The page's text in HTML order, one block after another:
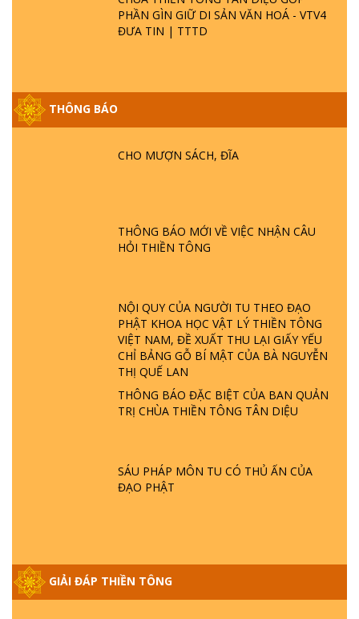
PHẦN GÌN GIỮ DI SẢN VĂN HOÁ - VTV4
ĐƯA TIN | TTTD
THÔNG BÁO
CHO MƯỢN SÁCH, ĐĨA
THÔNG BÁO MỚI VỀ VIỆC NHẬN CÂU
HỎI THIỀN TÔNG
NỘI QUY CỦA NGƯỜI TU THEO ĐẠO
PHẬT KHOA HỌC VẬT LÝ THIỀN TÔNG
VIỆT NAM, ĐỀ XUẤT THU LẠI GIẤY YẾU
CHỈ BẢNG GỖ BÍ MẬT CỦA BÀ NGUYỄN
THỊ QUẾ LAN
THÔNG BÁO ĐẶC BIỆT CỦA BAN QUẢN
TRỊ CHÙA THIỀN TÔNG TÂN DIỆU
SÁU PHÁP MÔN TU CÓ THỦ ẤN CỦA
ĐẠO PHẬT
GIẢI ĐÁP THIỀN TÔNG
GIẢI ĐÁP ĐẶC BIỆT P25 - SUỐT 49 NĂM
TTTD
GIẢI ĐÁP ĐẶC BIỆT P23 - THIÊN ĐÀNG Ở
GIẢI ĐÁP THIỀN TÔNG ĐẶC BIỆT P22 - TẠI
SAO TRÁI ĐẤT NHIỀU THIÊN TAI - LŨ LỤT
- HỎA HOẠN | TTTD
GIẢI ĐÁP THIỀN TÔNG ĐẶC BIỆT P21 - TẠI
GIẢI ĐÁP VỀ LỄ TIỄN THIỀN TÔNG SƯ
- BÁC NGUYỄN NHÂN LÀ AI? PHIỀN NÃO